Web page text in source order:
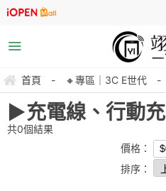
首頁 - 🔸專區｜3C E世代 -
▶充電線、行動充
共0個結果
價格：
排序：